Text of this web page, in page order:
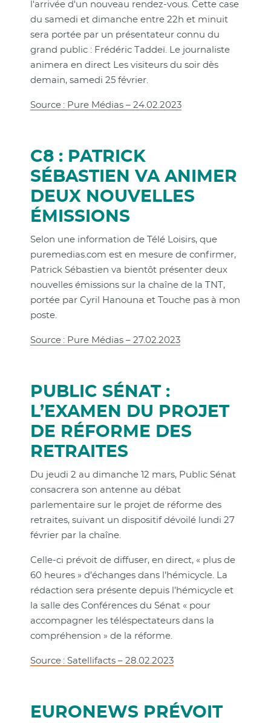
l'arrivée d'un nouveau rendez-vous. Cette case
du samedi et dimanche entre 22h et minuit
sera portée par un présentateur connu du
grand public : Frédéric Taddeï. Le journaliste
animera en direct Les visiteurs du soir dès
demain, samedi 25 février.
Source : Pure Médias – 24.02.2023
C8 : PATRICK
SÉBASTIEN VA ANIMER
DEUX NOUVELLES
ÉMISSIONS
Selon une information de Télé Loisirs, que
puremedias.com est en mesure de confirmer,
Patrick Sébastien va bientôt présenter deux
nouvelles émissions sur la chaîne de la TNT,
portée par Cyril Hanouna et Touche pas à mon
poste.
Source : Pure Médias – 27.02.2023
PUBLIC SÉNAT :
L’EXAMEN DU PROJET
DE RÉFORME DES
RETRAITES
Du jeudi 2 au dimanche 12 mars, Public Sénat
consacrera son antenne au débat
parlementaire sur le projet de réforme des
retraites, suivant un dispositif dévoilé lundi 27
février par la chaîne.
Celle-ci prévoit de diffuser, en direct, « plus de
60 heures » d’échanges dans l’hémicycle. La
rédaction sera présente depuis l’hémicycle et
la salle des Conférences du Sénat « pour
accompagner les téléspectateurs dans la
compréhension » de la réforme.
Source : Satellifacts – 28.02.2023
EURONEWS PRÉVOIT